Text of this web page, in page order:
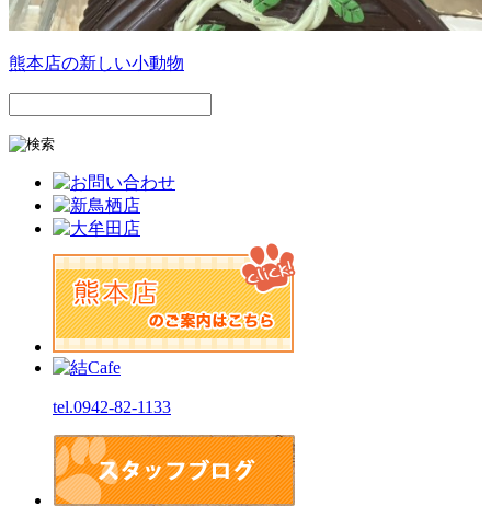
熊本店の新しい小動物
tel.0942-82-1133